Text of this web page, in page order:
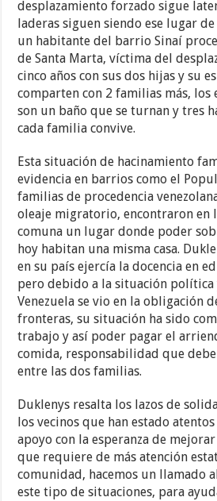
desplazamiento forzado sigue
laderas siguen siendo ese lugar
un habitante del barrio Sinaí
de Santa Marta, víctima del
cinco años con sus dos hijas y su
comparten con 2 familias más, los
son un baño que se turnan y tres
cada familia convive.
Esta situación de hacinamiento
evidencia en barrios como el
familias de procedencia
oleaje migratorio, encontraron en
comuna un lugar donde poder
hoy habitan una misma casa.
en su país ejercía la docencia en
pero debido a la situación política
Venezuela se vio en la obligación
fronteras, su situación ha sido
trabajo y así poder pagar el
comida, responsabilidad que
entre las dos familias.
Duklenys resalta los lazos de
los vecinos que han estado
apoyo con la esperanza de
que requiere de más atención
comunidad, hacemos un llamado
este tipo de situaciones, para